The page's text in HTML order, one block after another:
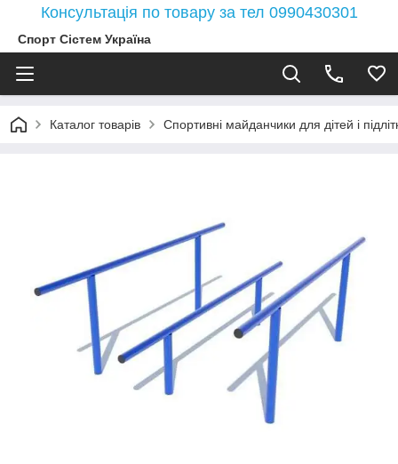
Консультація по товару за тел 0990430301
Спорт Сістем Україна
Каталог товарів Спортивні майданчики для дітей і